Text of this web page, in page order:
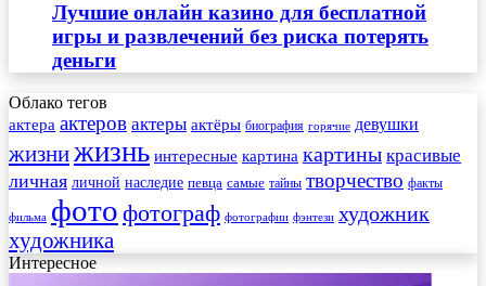
Лучшие онлайн казино для бесплатной
игры и развлечений без риска потерять
деньги
Облако тегов
актера актеров актеры актёры биография горячие девушки
жизнижизнь интересные картина картины красивые
личная личной наследие певца самые тайны творчество факты
фильма фото фотограф фотографии фэнтези художник
художника
Интересное